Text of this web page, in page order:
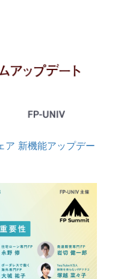
ア 新機能アップデー